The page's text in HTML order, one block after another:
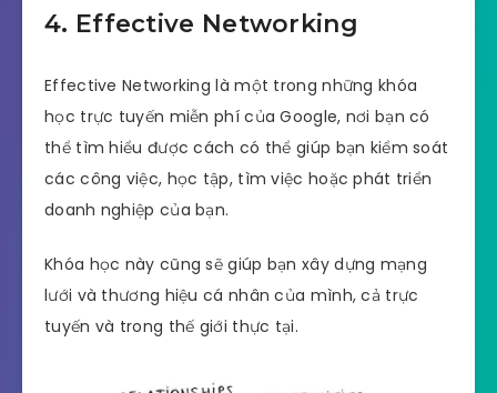
4. Effective Networking
Effective Networking là một trong những khóa
học trực tuyến miễn phí của Google, nơi bạn có
thể tìm hiểu được cách có thể giúp bạn kiểm soát
các công việc, học tập, tìm việc hoặc phát triển
doanh nghiệp của bạn.
Khóa học này cũng sẽ giúp bạn xây dựng mạng
lưới và thương hiệu cá nhân của mình, cả trực
tuyến và trong thế giới thực tại.